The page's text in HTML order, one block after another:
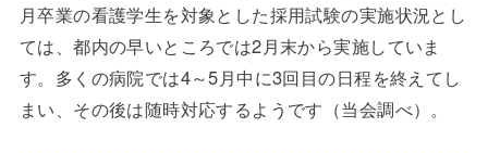
月卒業の看護学生を対象とした採用試験の実施状況とし
ては、都内の早いところでは2月末から実施していま
す。多くの病院では4～5月中に3回目の日程を終えてし
まい、その後は随時対応するようです（当会調べ）。